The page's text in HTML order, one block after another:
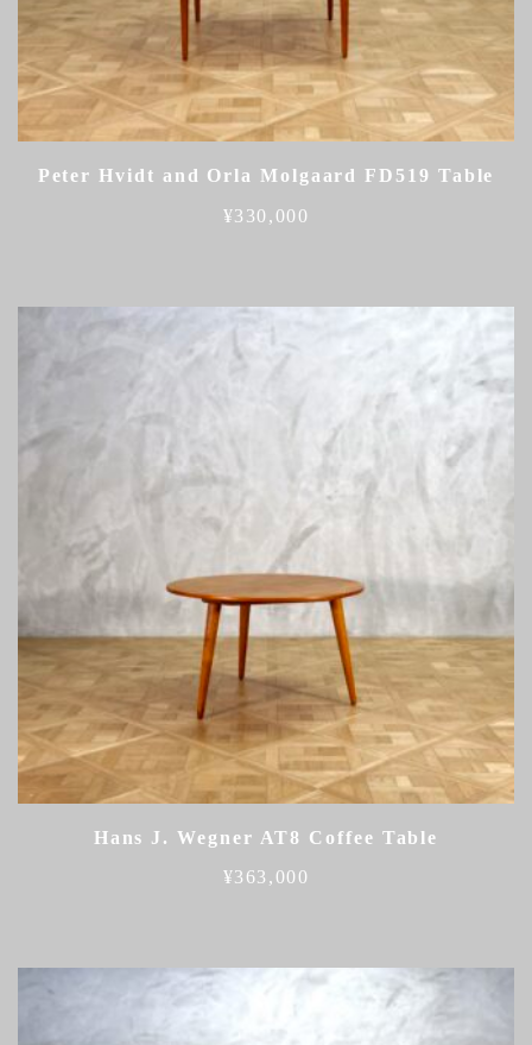
Peter Hvidt and Orla Molgaard FD519 Table
¥330,000
Hans J. Wegner AT8 Coffee Table
¥363,000